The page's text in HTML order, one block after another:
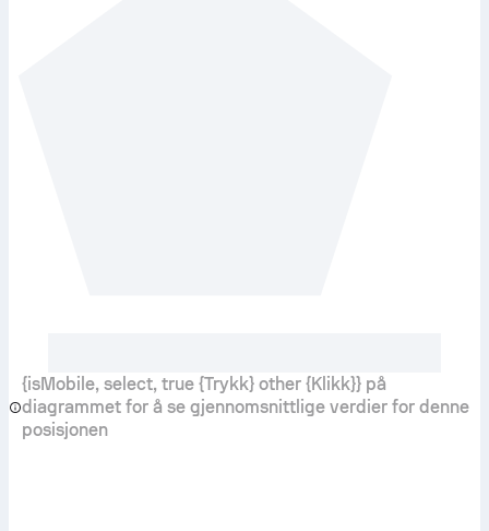
{isMobile, select, true {Trykk} other {Klikk}} på
diagrammet for å se gjennomsnittlige verdier for denne
posisjonen